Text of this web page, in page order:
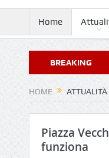
Home
BREAKING
NEWS
dei 250 ospedali più
HOME ATTUALITÀ
Piazza
funziona